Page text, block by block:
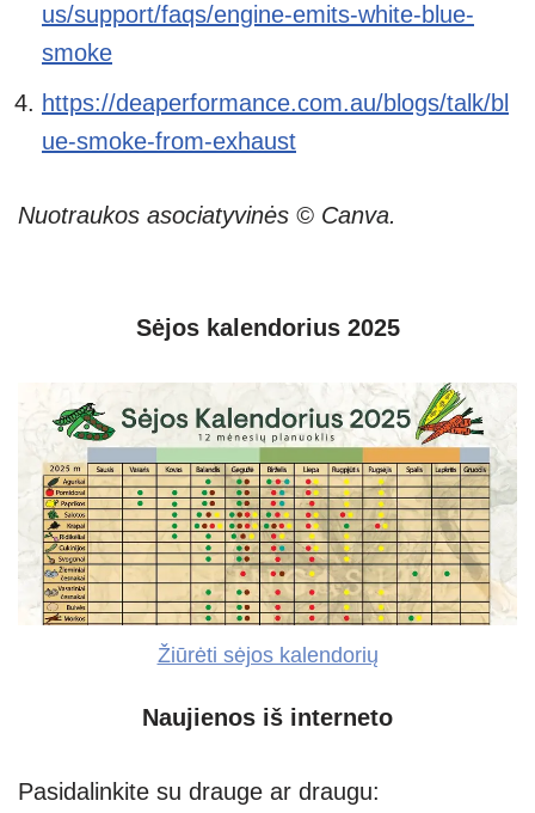
us/support/faqs/engine-emits-white-blue-
smoke
https://deaperformance.com.au/blogs/talk/bl
ue-smoke-from-exhaust
Nuotraukos asociatyvinės © Canva.
Sėjos kalendorius 2025
Žiūrėti sėjos kalendorių
Naujienos iš interneto
Pasidalinkite su drauge ar draugu: